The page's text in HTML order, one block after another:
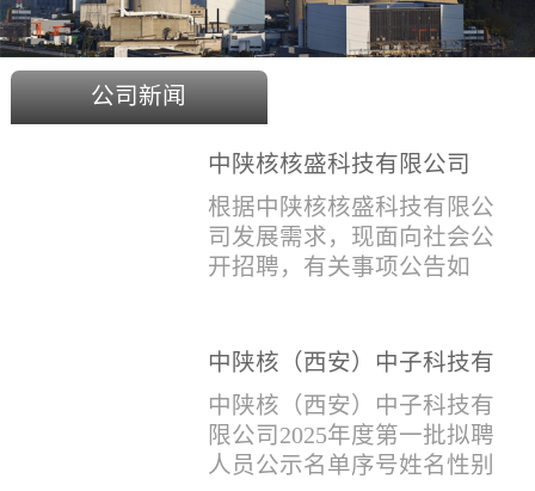
公司新闻
中陕核核盛科技有限公司
2025年度招聘公告
根据中陕核核盛科技有限公
司发展需求，现面向社会公
开招聘，有关事项公告如
会招聘：面向社会招聘，同
等条件下集团内部员工优
先。（2）应届生招聘：国家
计划内统一招收的全日制院
校应届毕业生，重点院校应
中陕核（西安）中子科技有
限公司2025年度第一批拟聘
人员公示名单
中陕核（西安）中子科技有
限公司2025年度第一批拟聘
人员公示名单序号姓名性别